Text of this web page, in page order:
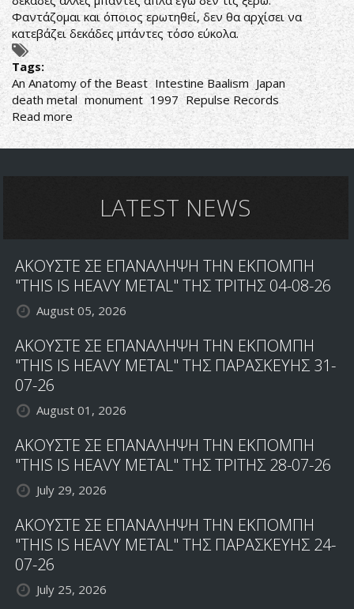
Φαντάζομαι και όποιος ερωτηθεί, δεν θα αρχίσει να
κατεβάζει δεκάδες μπάντες τόσο εύκολα.
Tags:
An Anatomy of the Beast Intestine Baalism Japan
death metal monument 1997 Repulse Records
Read more about
Intestine
Baalism-
LATEST NEWS
ΑΚΟΥΣΤΕ ΣΕ ΕΠΑΝΑΛΗΨΗ ΤΗΝ ΕΚΠΟΜΠΗ
"THIS IS HEAVY METAL" ΤΗΣ ΤΡΙΤΗΣ 04-08-26
August 05, 2026
ΑΚΟΥΣΤΕ ΣΕ ΕΠΑΝΑΛΗΨΗ ΤΗΝ ΕΚΠΟΜΠΗ
"THIS IS HEAVY METAL" ΤΗΣ ΠΑΡΑΣΚΕΥΗΣ 31-
07-26
August 01, 2026
ΑΚΟΥΣΤΕ ΣΕ ΕΠΑΝΑΛΗΨΗ ΤΗΝ ΕΚΠΟΜΠΗ
"THIS IS HEAVY METAL" ΤΗΣ ΤΡΙΤΗΣ 28-07-26
July 29, 2026
ΑΚΟΥΣΤΕ ΣΕ ΕΠΑΝΑΛΗΨΗ ΤΗΝ ΕΚΠΟΜΠΗ
"THIS IS HEAVY METAL" ΤΗΣ ΠΑΡΑΣΚΕΥΗΣ 24-
07-26
July 25, 2026